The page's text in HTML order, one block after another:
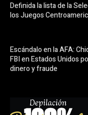
Definida la lista de la
los Juegos
Escándalo en la AFA:
FBI en Estados Unidos
dinero y fraude